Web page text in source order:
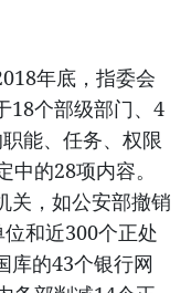
年底，指委会
18个部级部门、4
能、任务、权限
的28项内容。
关，如公安部撤销
和近300个正处
库的43个银行网